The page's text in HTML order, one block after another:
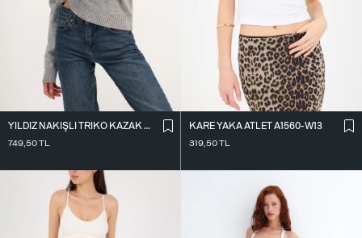
YILDIZ NAKIŞLI TRIKO KAZAK K3418-D4
749,50TL
KARE YAKA ATLET A1560-W13
319,50TL